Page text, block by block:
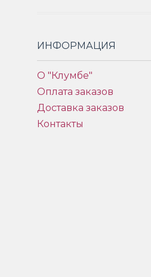
ИНФОРМАЦИЯ
О "Клумбе"
Оплата заказов
Доставка заказов
Контакты